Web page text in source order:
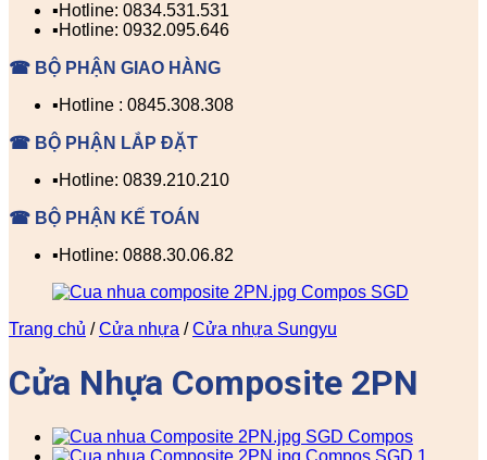
▪️Hotline: 0834.531.531
▪️Hotline: 0932.095.646
☎ BỘ PHẬN GIAO HÀNG
▪️Hotline : 0845.308.308
☎ BỘ PHẬN LẮP ĐẶT
▪️Hotline: 0839.210.210
☎ BỘ PHẬN KẾ TOÁN
▪️Hotline: 0888.30.06.82
Trang chủ / Cửa nhựa / Cửa nhựa Sungyu
Cửa Nhựa Composite 2PN